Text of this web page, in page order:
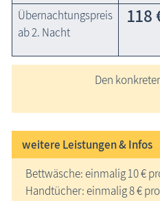
Übernachtungspreis
ab 2. Nacht
118
Den
weitere Leistungen & Infos
Bettwäsche: einmalig 10 €
Handtücher: einmalig 8 €